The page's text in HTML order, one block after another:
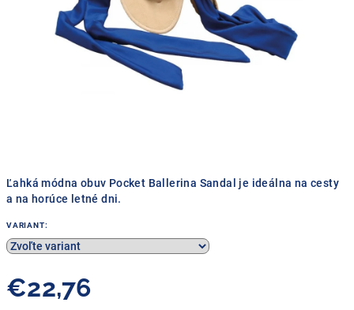
Ľahká módna obuv Pocket Ballerina Sandal je ideálna na cesty
a na horúce letné dni.
VARIANT:
€22,76